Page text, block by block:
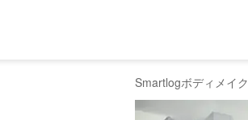
Smartlogボディメイク